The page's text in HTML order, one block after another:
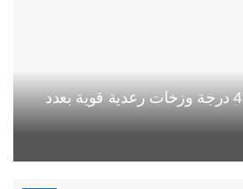
موجة حر تصل إلى 47 درجة وزخات رعدية قوية بعدد